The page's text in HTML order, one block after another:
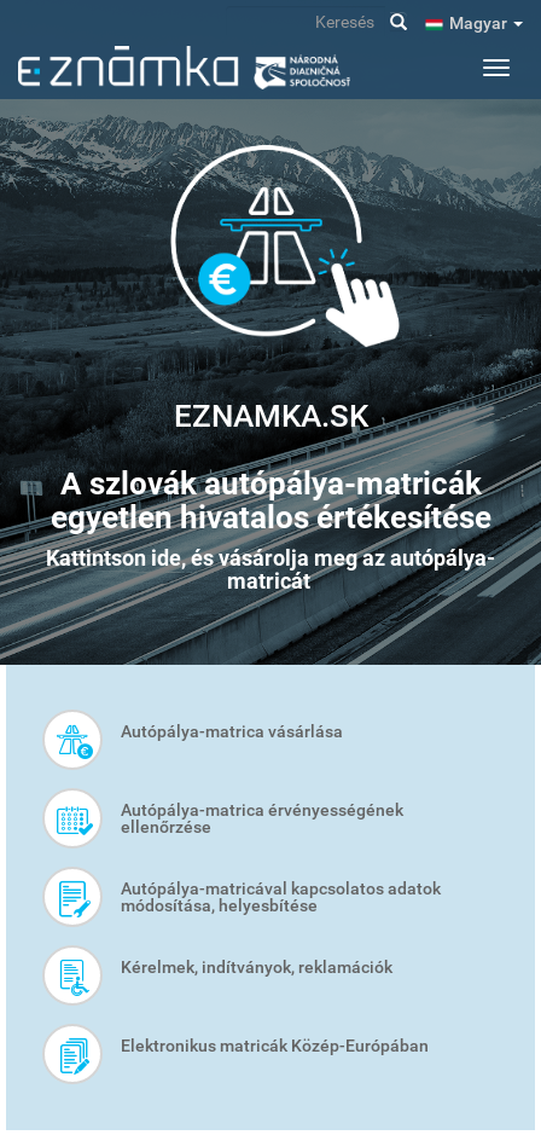
tartalomra
Magyar
Keresés
EZNAMKA.SK
A szlovák autópálya-matricák
egyetlen hivatalos értékesítése
Kattintson ide, és vásárolja meg az autópálya-
matricát
SMART
MENU
Autópálya-matrica vásárlása
Autópálya-matrica érvényességének
ellenőrzése
Autópálya-matricával kapcsolatos adatok
módosítása, helyesbítése
Kérelmek, indítványok, reklamációk
Elektronikus matricák Közép-Európában